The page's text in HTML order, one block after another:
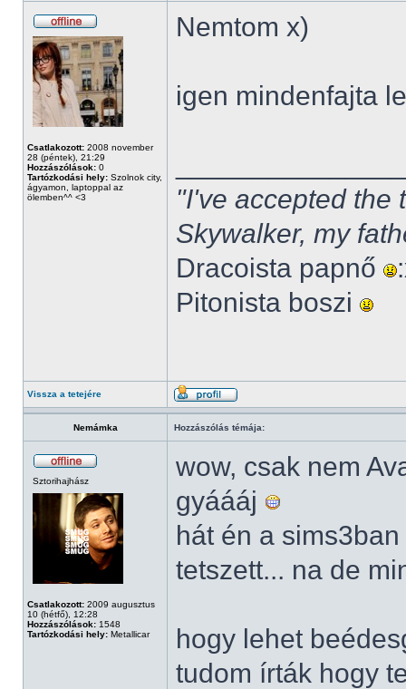
Csatlakozott: 2008 november
28 (péntek), 21:29
Hozzászólások: 0
Tartózkodási hely: Szolnok city,
ágyamon, laptoppal az
ölemben^^ <3
Nemtom x)
igen mindenfajta
"I've accepted the
Skywalker, my
Dracoista papnő
Pitonista boszi
Vissza a tetejére
Nemámka Hozzászólás témája:
Sztorihajhász
Csatlakozott: 2009 augusztus
10 (hétfő), 12:28
Hozzászólások: 1548
Tartózkodási hely: Metallicar
wow, csak nem
gyáááj
hát én a
tetszett... na de
hogy lehet
tudom írták hogy